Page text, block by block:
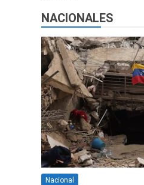
NACIONALES
Nacional